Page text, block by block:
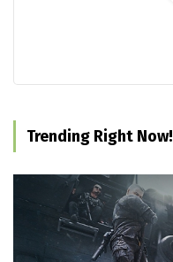
Trending Right Now!